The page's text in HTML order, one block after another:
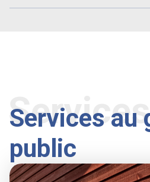
Services au
public
Services